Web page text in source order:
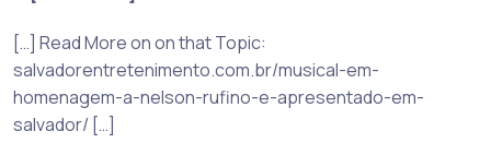
[…] Read More on on that Topic:
salvadorentretenimento.com.br/musical-em-
homenagem-a-nelson-rufino-e-apresentado-em-
salvador/ […]